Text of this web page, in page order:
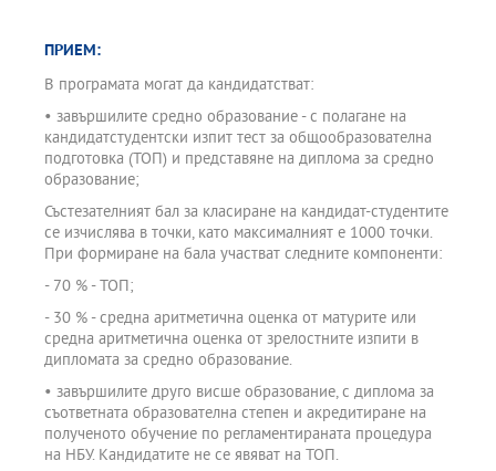
ПРИЕМ:
В програмата могат да кандидатстват:
• завършилите средно образование - с полагане на
кандидатстудентски изпит тест за общообразователна
подготовка (ТОП) и представяне на диплома за средно
образование;
Състезателният бал за класиране на кандидат-студентите
се изчислява в точки, като максималният е 1000 точки.
При формиране на бала участват следните компоненти:
- 70 % - ТОП;
- 30 % - средна аритметична оценка от матурите или
средна аритметична оценка от зрелостните изпити в
дипломата за средно образование.
• завършилите друго висше образование, с диплома за
съответната образователна степен и акредитиране на
полученото обучение по регламентираната процедура
на НБУ. Кандидатите не се явяват на ТОП.